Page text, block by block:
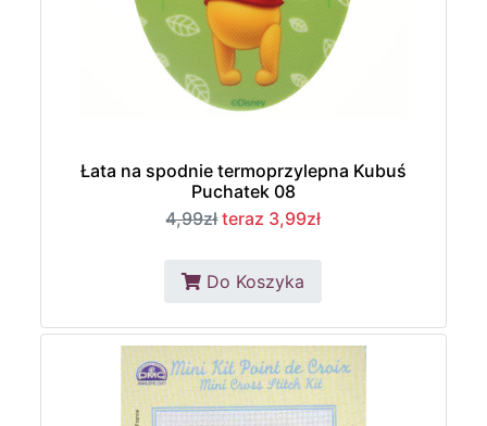
Łata na spodnie termoprzylepna Kubuś
Puchatek 08
4,99zł teraz 3,99zł
Do Koszyka